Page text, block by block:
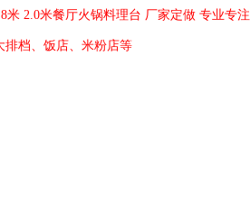
米 2.0米餐厅火锅料理台 厂家定做 专业专注
排档、饭店、米粉店等